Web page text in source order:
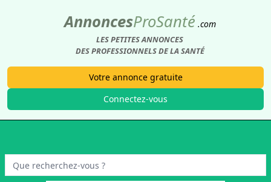
AnnoncesProSanté .com
LES PETITES ANNONCES
DES PROFESSIONNELS DE LA SANTÉ
Votre annonce gratuite
Connectez-vous